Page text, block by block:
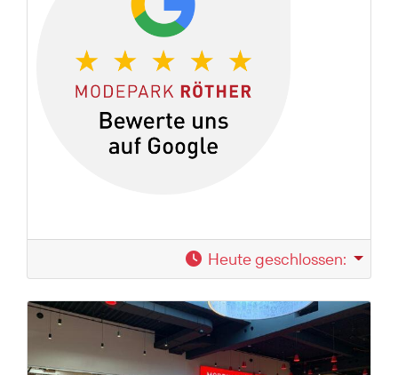
Heute geschlossen: